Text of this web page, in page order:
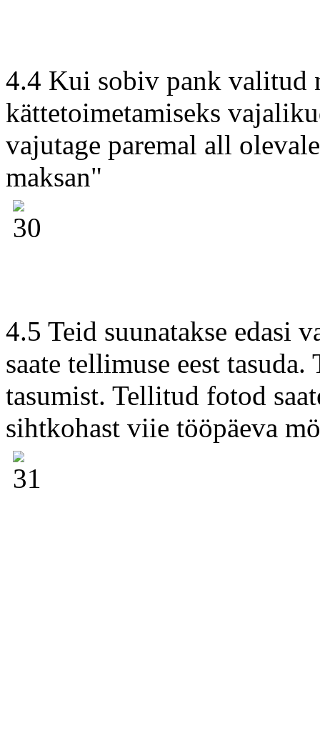
4.4 Kui sobiv pank valitud
kättetoimetamiseks
vajutage paremal all
maksan"
4.5 Teid suunatakse edasi
saate tellimuse eest
tasumist. Tellitud fotod
sihtkohast viie tööpäeva